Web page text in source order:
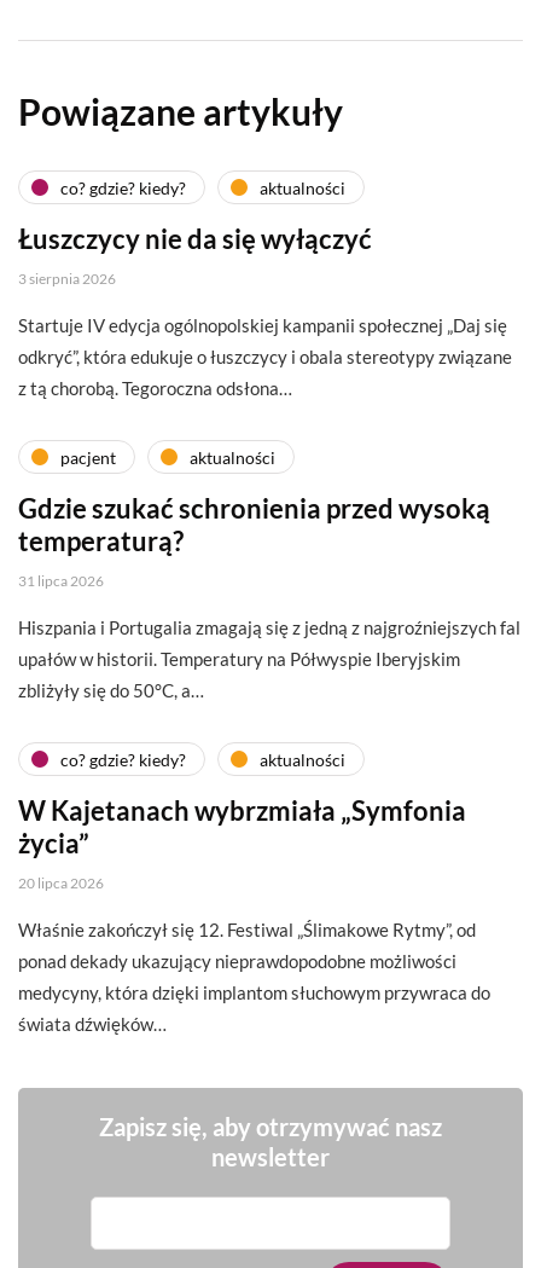
Powiązane artykuły
co? gdzie? kiedy? aktualności
Łuszczycy nie da się wyłączyć
3 sierpnia 2026
Startuje IV edycja ogólnopolskiej kampanii społecznej „Daj się
odkryć”, która edukuje o łuszczycy i obala stereotypy związane
z tą chorobą. Tegoroczna odsłona…
pacjent aktualności
Gdzie szukać schronienia przed wysoką
temperaturą?
31 lipca 2026
Hiszpania i Portugalia zmagają się z jedną z najgroźniejszych fal
upałów w historii. Temperatury na Półwyspie Iberyjskim
zbliżyły się do 50°C, a…
co? gdzie? kiedy? aktualności
W Kajetanach wybrzmiała „Symfonia
życia”
20 lipca 2026
Właśnie zakończył się 12. Festiwal „Ślimakowe Rytmy”, od
ponad dekady ukazujący nieprawdopodobne możliwości
medycyny, która dzięki implantom słuchowym przywraca do
świata dźwięków…
Zapisz się, aby otrzymywać nasz
newsletter